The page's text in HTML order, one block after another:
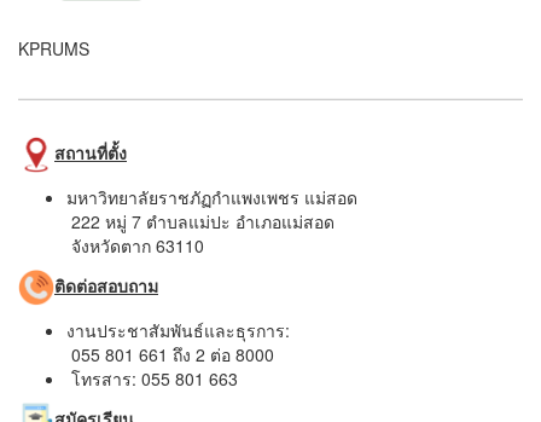
KPRUMS
สถานที่ตั้ง
มหาวิทยาลัยราชภัฏกำแพงเพชร แม่สอด
222 หมู่ 7 ตำบลแม่ปะ อำเภอแม่สอด
จังหวัดตาก 63110
ติดต่อสอบถาม
งานประชาสัมพันธ์และธุรการ:
055 801 661 ถึง 2 ต่อ 8000
โทรสาร: 055 801 663